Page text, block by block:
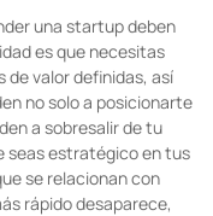
una startup deben
es que necesitas
valor definidas, así
no solo a posicionarte
a sobresalir de tu
seas estratégico en tus
se relacionan con
rápido desaparece,